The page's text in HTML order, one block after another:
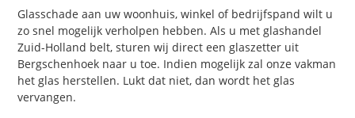
Glasschade aan uw woonhuis, winkel of bedrijfspand wilt u
zo snel mogelijk verholpen hebben. Als u met glashandel
Zuid-Holland belt, sturen wij direct een glaszetter uit
Bergschenhoek naar u toe. Indien mogelijk zal onze vakman
het glas herstellen. Lukt dat niet, dan wordt het glas
vervangen.